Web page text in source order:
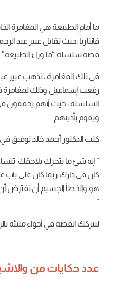
ما أمام الطبيعة هي المغامرة
فانتازيا ،حيث تقابل عبير عبد
قصة سلسلة “ما وراء الطبيعة”.
في تلك المغامرة ، تذهب عبير
رفعت إسماعيل وذلك لمغامرة
السلسلة ، حيث أنهم يحققون
ويقوم بأذيتهم.
كتب الدكتور أحمد خالد توفيق في
” إنه شئ ما يتحرك يلاحقك
كان في دارك ربما كان علي باب
هو والخطأ الجسيم أن تفترض
”
لتتركك القصة في أجواء مليئة
عدد حكايات من